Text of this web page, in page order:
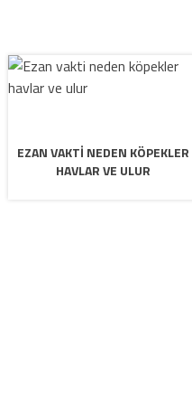
EZAN VAKTI NEDEN KÖPEKLER
HAVLAR VE ULUR